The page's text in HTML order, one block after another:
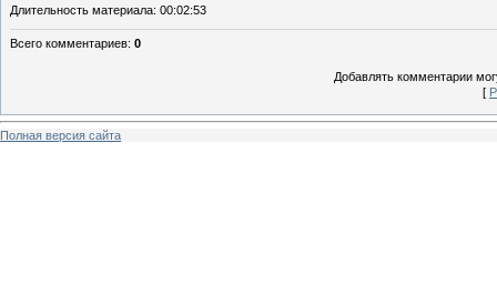
Длительность материала: 00:02:53
Всего комментариев: 0
Добавлять комментарии
[
Полная версия сайта